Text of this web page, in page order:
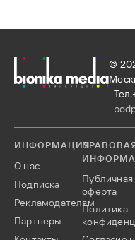
форм дисплазии
определяется внешними
наследственных
©
ИНФОРМАЦИЯ
О нас
Подписка
Рекламодателям
Партнеры
Публичная
оферта
Политика